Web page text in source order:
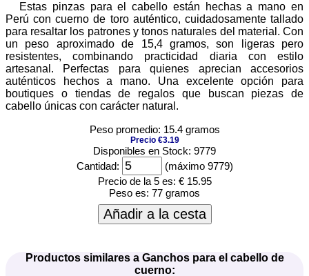
Estas pinzas para el cabello están hechas a mano en
Perú con cuerno de toro auténtico, cuidadosamente tallado
para resaltar los patrones y tonos naturales del material. Con
un peso aproximado de 15,4 gramos, son ligeras pero
resistentes, combinando practicidad diaria con estilo
artesanal. Perfectas para quienes aprecian accesorios
auténticos hechos a mano. Una excelente opción para
boutiques o tiendas de regalos que buscan piezas de
cabello únicas con carácter natural.
Peso promedio: 15.4 gramos
Precio €3.19
Disponibles en Stock: 9779
Cantidad:
(máximo 9779)
Precio de la 5 es: € 15.95
Peso es: 77 gramos
Añadir a la cesta
Productos similares a Ganchos para el cabello de
cuerno: